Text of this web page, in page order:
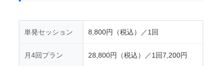
単発セッション 8,800円（税込）／1回
月4回プラン 28,800円（税込）／1回7,200円